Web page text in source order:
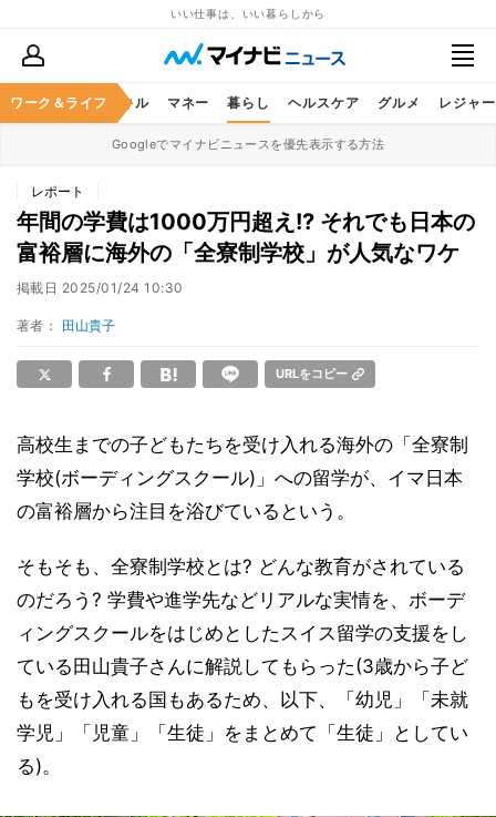
いい仕事は、いい暮らしから
ワーク＆ライフ
ア ビジネススキル マネー 暮らし ヘルスケア グルメ レジャー
Googleでマイナビニュースを優先表示する方法
レポート
年間の学費は1000万円超え!? それでも日本の
富裕層に海外の「全寮制学校」が人気なワケ
掲載日 2025/01/24 10:30
著者： 田山貴子
URLをコピー
高校生までの子どもたちを受け入れる海外の「全寮制
学校(ボーディングスクール)」への留学が、イマ日本
の富裕層から注目を浴びているという。
そもそも、全寮制学校とは? どんな教育がされている
のだろう? 学費や進学先などリアルな実情を、ボーデ
ィングスクールをはじめとしたスイス留学の支援をし
ている田山貴子さんに解説してもらった(3歳から子ど
もを受け入れる国もあるため、以下、「幼児」「未就
学児」「児童」「生徒」をまとめて「生徒」としてい
る)。